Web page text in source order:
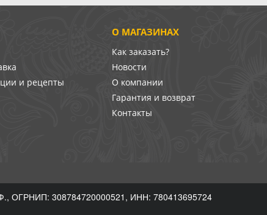
О МАГАЗИНАХ
Как заказать?
Новости
О компании
Гарантия и возврат
Контакты
и рецепты
ОГРНИП: 308784720000521, ИНН: 780413695724